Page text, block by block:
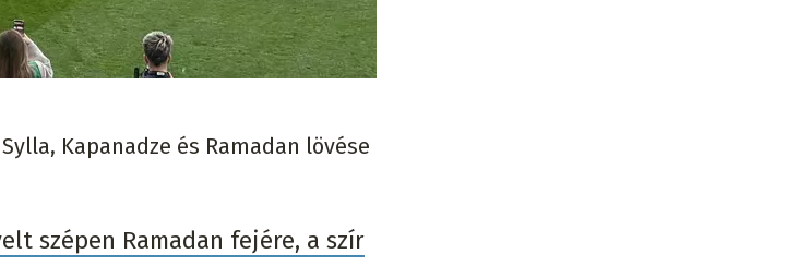
Kapanadze és Ramadan lövése
szépen Ramadan fejére, a szír